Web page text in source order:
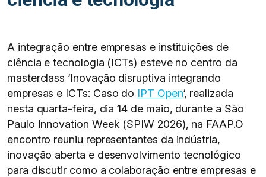
A integração entre empresas e instituições de
ciência e tecnologia (ICTs) esteve no centro da
masterclass ‘Inovação disruptiva integrando
empresas e ICTs: Caso do IPT Open‘, realizada
nesta quarta-feira, dia 14 de maio, durante a São
Paulo Innovation Week (SPIW 2026), na FAAP.O
encontro reuniu representantes da indústria,
inovação aberta e desenvolvimento tecnológico
para discutir como a colaboração entre empresas e